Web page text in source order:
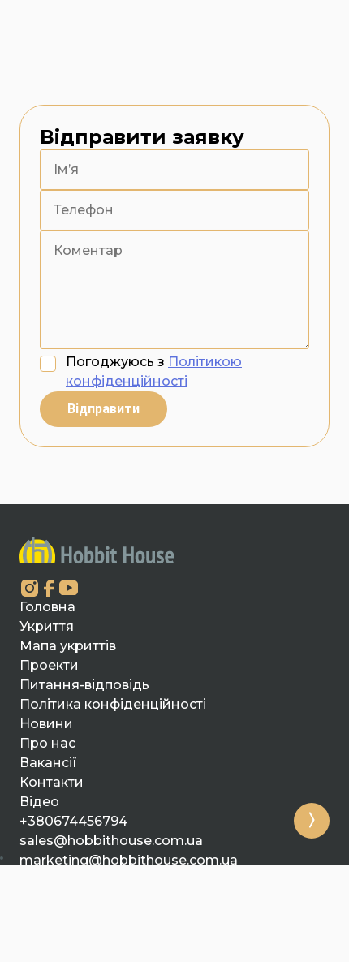
Відправити заявку
Погоджуюсь з Політикою
конфіденційності
Відправити
Головна
Укриття
Мапа укриттів
Проекти
Питання-відповідь
Політика конфіденційності
Новини
Про нас
Вакансії
Контакти
Відео
+380674456794
sales@hobbithouse.com.ua
marketing@hobbithouse.com.ua